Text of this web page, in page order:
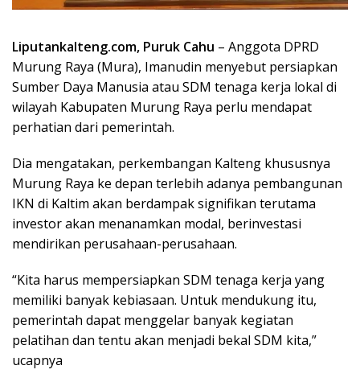
Liputankalteng.com, Puruk Cahu – Anggota DPRD
Murung Raya (Mura), Imanudin menyebut persiapkan
Sumber Daya Manusia atau SDM tenaga kerja lokal di
wilayah Kabupaten Murung Raya perlu mendapat
perhatian dari pemerintah.
Dia mengatakan, perkembangan Kalteng khususnya
Murung Raya ke depan terlebih adanya pembangunan
IKN di Kaltim akan berdampak signifikan terutama
investor akan menanamkan modal, berinvestasi
mendirikan perusahaan-perusahaan.
“Kita harus mempersiapkan SDM tenaga kerja yang
memiliki banyak kebiasaan. Untuk mendukung itu,
pemerintah dapat menggelar banyak kegiatan
pelatihan dan tentu akan menjadi bekal SDM kita,”
ucapnya